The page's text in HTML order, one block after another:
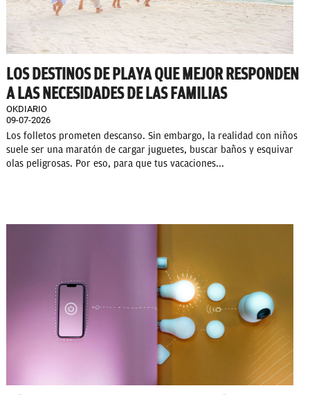
LOS DESTINOS DE PLAYA QUE MEJOR RESPONDEN
A LAS NECESIDADES DE LAS FAMILIAS
OKDIARIO
09-07-2026
Los folletos prometen descanso. Sin embargo, la realidad con niños
suele ser una maratón de cargar juguetes, buscar baños y esquivar
olas peligrosas. Por eso, para que tus vacaciones...